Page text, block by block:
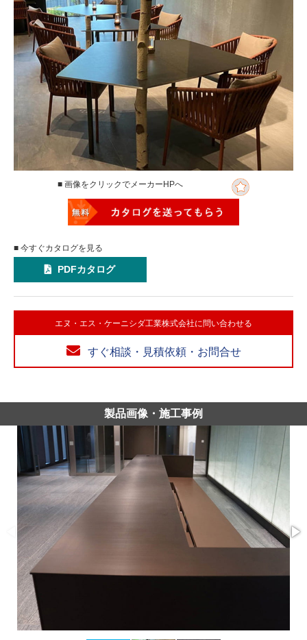
■ 画像をクリックでメーカーHPへ
■ 今すぐカタログを見る
PDFカタログ
エヌ・エス・ケーニシダ工業株式会社に問い合わせる
すぐ相談・見積依頼・お問合せ
製品画像・施工事例